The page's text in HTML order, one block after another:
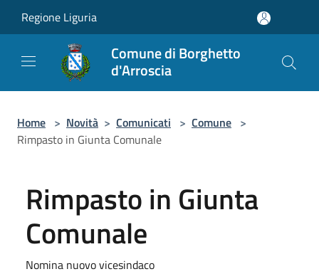
Regione Liguria
Comune di Borghetto
d'Arroscia
Home > Novità > Comunicati > Comune >
Rimpasto in Giunta Comunale
Rimpasto in Giunta
Comunale
Nomina nuovo vicesindaco